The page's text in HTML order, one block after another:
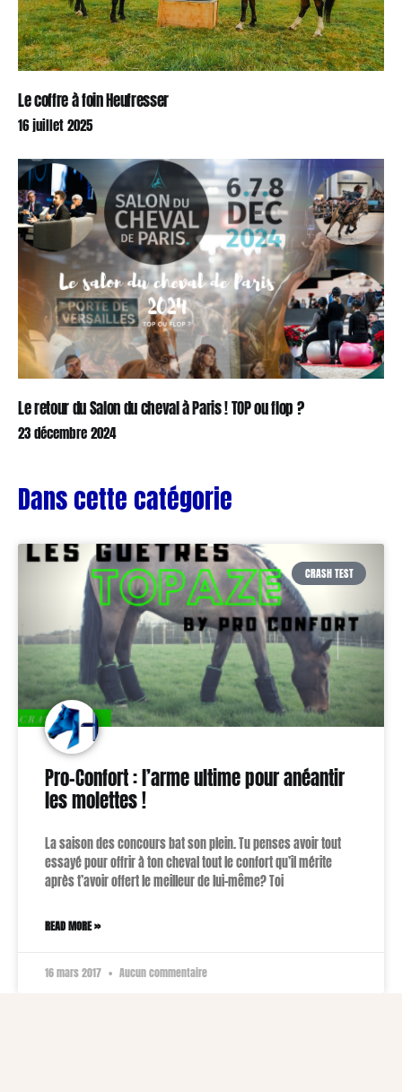
Le coffre à foin Heufresser
16 juillet 2025
Le retour du Salon du cheval à Paris ! TOP ou flop ?
23 décembre 2024
Dans cette catégorie
CRASH TEST
Pro-Confort : l’arme ultime pour anéantir
les molettes !
La saison des concours bat son plein. Tu penses avoir tout
essayé pour offrir à ton cheval tout le confort qu’il mérite
après t’avoir offert le meilleur de lui-même? Toi
READ MORE »
16 mars 2017 Aucun commentaire